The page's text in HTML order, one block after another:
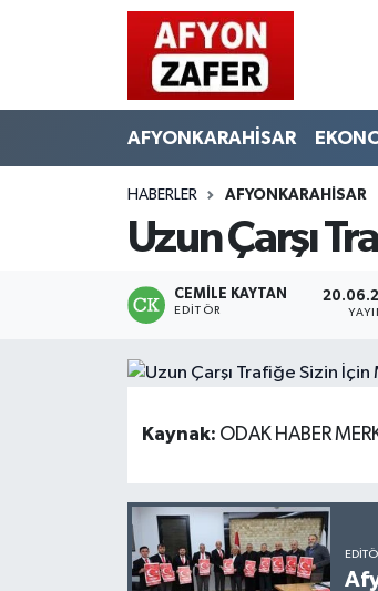
AFYONKARAHİSAR
HABERLER AFYONKARAHİSAR
Uzun Çarşı
CEMILE KAYTAN
EDITÖR
Kaynak: ODAK HABER